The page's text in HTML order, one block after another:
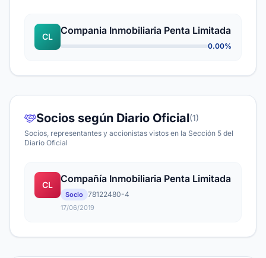
CL
Compania Inmobiliaria Penta Limitada
0.00%
Socios según Diario Oficial(1)
Socios, representantes y accionistas vistos en la Sección 5 del
Diario Oficial
CL
Compañía Inmobiliaria Penta Limitada
Socio 78122480-4
17/06/2019